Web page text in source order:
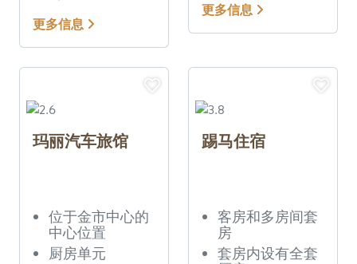
更多信息
更多信息
玛丽汽车旅馆
位于金市中心的
中心位置
厨房单元
踢马住宿
客房和多房间套
房
套房内设有全套